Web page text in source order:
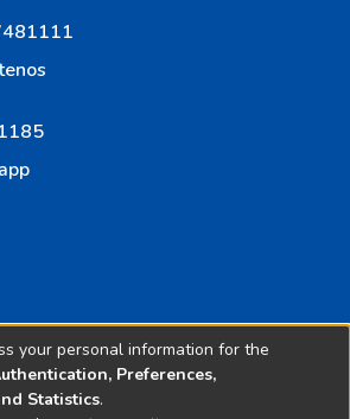
de repositorio.ins.gob.pe estan
License
your personal information for the
Preferences,
Statistics.